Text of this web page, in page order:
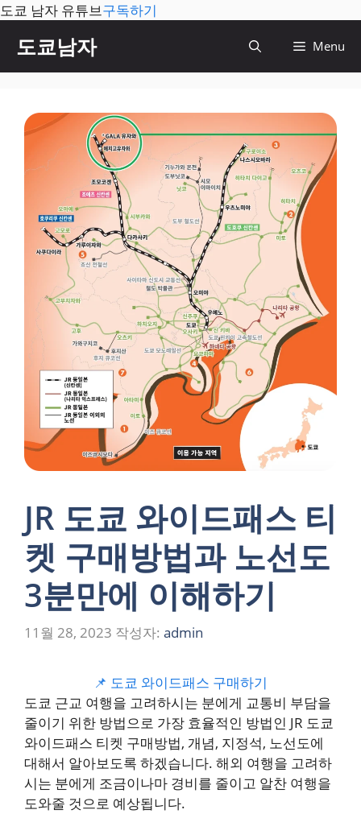
도쿄 남자 유튜브구독하기
츠
도쿄남자 Menu
JR 도쿄 와이드패스 티
켓 구매방법과 노선도
3분만에 이해하기
11월 28, 2023 작성자: admin
📌 도쿄 와이드패스 구매하기
도쿄 근교 여행을 고려하시는 분에게 교통비 부담을
줄이기 위한 방법으로 가장 효율적인 방법인 JR 도쿄
와이드패스 티켓 구매방법, 개념, 지정석, 노선도에
대해서 알아보도록 하겠습니다. 해외 여행을 고려하
시는 분에게 조금이나마 경비를 줄이고 알찬 여행을
도와줄 것으로 예상됩니다.